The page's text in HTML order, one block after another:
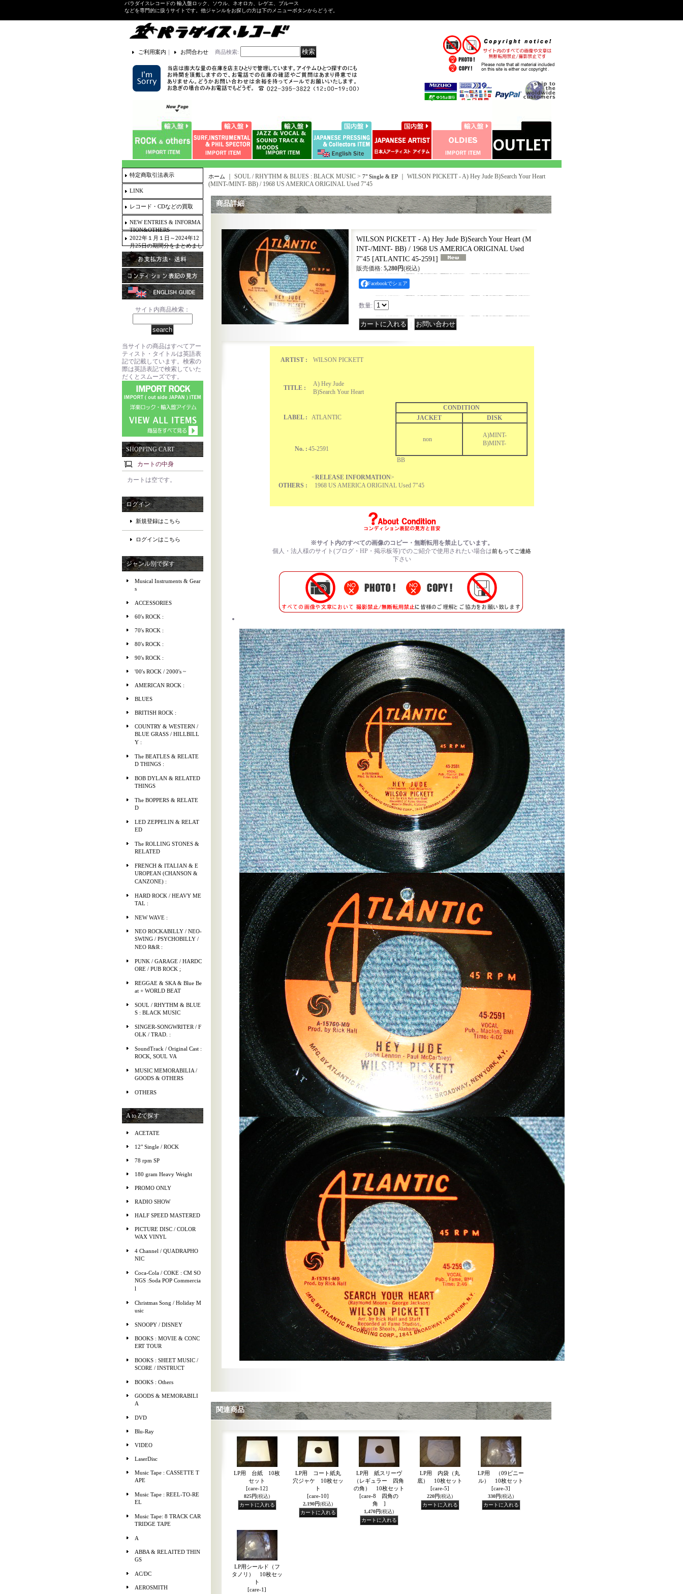
パラダイスレコードの 輸入盤ロック、ソウル、ネオロカ、レゲエ、ブルース
などを専門的に扱うサイトです。他ジャンルをお探しの方は下のメニューボタンからどうぞ。
ご利用案内 ｜ お問合わせ 商品検索:
特定商取引法表示
LINK
レコード・CDなどの買取
NEW ENTRIES & INFORMA
TION&OTHERS
2022年１月１日～2024年12
月25日の期間分をまとめまし
た。
サイト内商品検索：
当サイトの商品はすべてアー
ティスト・タイトルは英語表
記で記載しています。検索の
際は英語表記で検索していた
だくとスムーズです。
SHOPPING CART
カートの中身
カートは空です。
ログイン
新規登録はこちら
ログインはこちら
ジャンル別で探す
Musical Instruments & Gear
s
ACCESSORIES
60's ROCK :
70's ROCK :
80's ROCK :
90's ROCK :
'00's ROCK / 2000's ~
AMERICAN ROCK :
BLUES
BRITISH ROCK :
COUNTRY & WESTERN /
BLUE GRASS / HILLBILL
Y :
The BEATLES & RELATE
D THINGS :
BOB DYLAN & RELATED
THINGS
The BOPPERS & RELATE
D
LED ZEPPELIN & RELAT
ED
The ROLLING STONES &
RELATED
FRENCH & ITALIAN & E
UROPEAN (CHANSON &
CANZONE) :
HARD ROCK / HEAVY ME
TAL :
NEW WAVE :
NEO ROCKABILLY / NEO-
SWING / PSYCHOBILLY /
NEO R&R :
PUNK / GARAGE / HARDC
ORE / PUB ROCK ;
REGGAE & SKA & Blue Be
at + WORLD BEAT
SOUL / RHYTHM & BLUE
S : BLACK MUSIC
SINGER-SONGWRITER / F
OLK / TRAD. :
SoundTrack / Original Cast :
ROCK, SOUL VA
MUSIC MEMORABILIA /
GOODS & OTHERS
OTHERS
A to Zで探す
ACETATE
12" Single / ROCK
78 rpm SP
180 gram Heavy Weight
PROMO ONLY
RADIO SHOW
HALF SPEED MASTERED
PICTURE DISC / COLOR
WAX VINYL
4 Channel / QUADRAPHO
NIC
Coca-Cola / COKE : CM SO
NGS :Soda POP Commercia
l
Christmas Song / Holiday M
usic
SNOOPY / DISNEY
BOOKS : MOVIE & CONC
ERT TOUR
BOOKS : SHEET MUSIC /
SCORE / INSTRUCT
BOOKS : Others
GOODS & MEMORABILI
A
DVD
Blu-Ray
VIDEO
LaserDisc
Music Tape : CASSETTE T
APE
Music Tape : REEL-TO-RE
EL
Music Tape: 8 TRACK CAR
TRIDGE TAPE
A
ABBA & RELAITED THIN
GS
AC/DC
AEROSMITH
ホーム ｜ SOUL / RHYTHM & BLUES : BLACK MUSIC > 7" Single & EP
WILSON PICKETT - A) Hey Jude B)Search Your Heart
(MINT-/MINT- BB) / 1968 US AMERICA ORIGINAL Used 7"45
商品詳細
WILSON PICKETT - A) Hey Jude B)Search Your Heart (M
INT-/MINT- BB) / 1968 US AMERICA ORIGINAL Used
7"45 [ATLANTIC 45-2591]
販売価格: 5,280円(税込)
Facebookでシェア
数量:
ARTIST : WILSON PICKETT
TITLE :
A) Hey Jude
B)Search Your Heart
LABEL : ATLANTIC
CONDITION
JACKET
DISK
non
A)MINT-
B)MINT-
BB
No. : 45-2591
OTHERS :
<RELEASE INFORMATION>
1968 US AMERICA ORIGINAL Used 7"45
※サイト内のすべての画像のコピー・無断転用を禁止しています。
個人・法人様のサイト(ブログ・HP・掲示板等)でのご紹介で使用されたい場合は前もってご連絡
下さい
関連商品
LP用 台紙 10枚
セット
[care-12]
825円(税込)
LP用 コート紙丸
穴ジャケ 10枚セッ
ト
[care-10]
2,190円(税込)
LP用 紙スリーヴ
（レギュラー 四角
の角） 10枚セット
[care-8 四角の
角 ]
1,470円(税込)
LP用 内袋（丸
底） 10枚セット
[care-5]
220円(税込)
LP用 （09ビニー
ル） 10枚セット
[care-3]
330円(税込)
LP用シールド（フ
タノリ） 10枚セッ
ト
[care-1]